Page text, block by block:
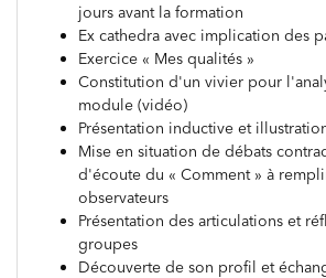
jours avant la formation
Ex cathedra avec implication des
Exercice « Mes qualités »
Constitution d'un vivier pour
module (vidéo)
Présentation inductive et
Mise en situation de débats
d'écoute du « Comment » à
observateurs
Présentation des articulations et
groupes
Découverte de son profil et